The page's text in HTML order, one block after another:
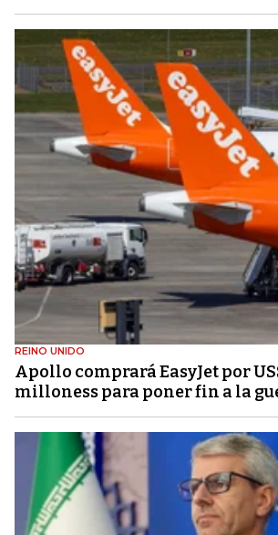
REINO UNIDO
Apollo comprará EasyJet por
milloness para poner fin a la